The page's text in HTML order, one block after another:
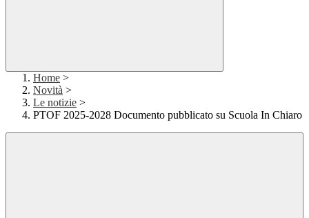
Home >
Novità >
Le notizie >
PTOF 2025-2028 Documento pubblicato su Scuola In Chiaro